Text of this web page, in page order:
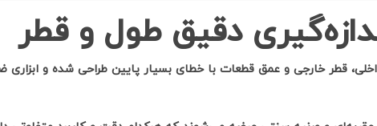
دقیق طول و قطر
قطر خارجی و عمق قطعات با خطای بسیار پایین طراحی شده و